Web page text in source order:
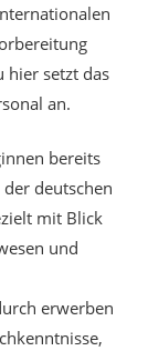
hier setzt das
an.
bereits
deutschen
mit Blick
und
erwerben